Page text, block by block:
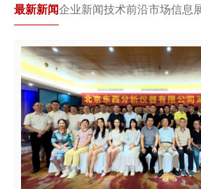
最新新闻企业新闻技术前沿市场信息